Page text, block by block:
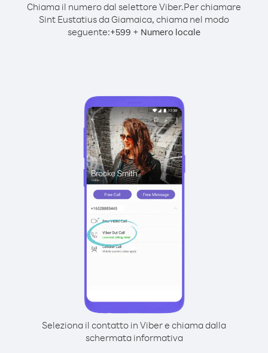
Chiama il numero dal selettore Viber.Per chiamare
Sint Eustatius da Giamaica, chiama nel modo
seguente:+599 + Numero locale
Seleziona il contatto in Viber e chiama dalla
schermata informativa